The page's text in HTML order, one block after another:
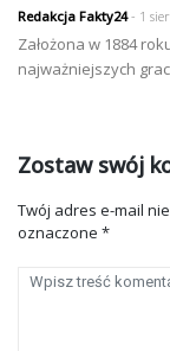
Redakcja Fakty24- 1
Założona w 1884
najważniejszych
Zostaw swój
Twój adres e-mail
oznaczone *